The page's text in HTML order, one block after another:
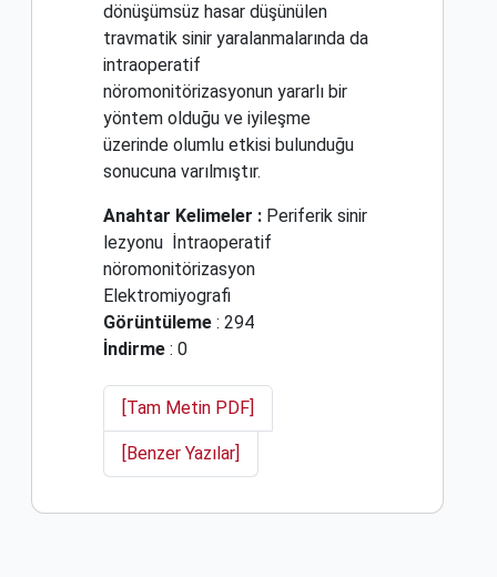
dönüşümsüz hasar düşünülen
travmatik sinir yaralanmalarında da
intraoperatif
nöromonitörizasyonun yararlı bir
yöntem olduğu ve iyileşme
üzerinde olumlu etkisi bulunduğu
sonucuna varılmıştır.
Anahtar Kelimeler : Periferik sinir
lezyonu
İntraoperatif
nöromonitörizasyon
Elektromiyografi
Görüntüleme : 294
İndirme : 0
[Tam Metin PDF]
[Benzer Yazılar]